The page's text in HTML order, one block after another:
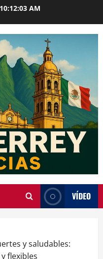
10:12:04 AM
VÍDEO
y saludables:
flexibles